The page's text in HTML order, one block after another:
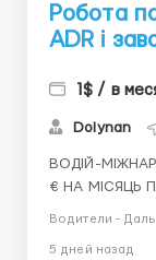
Робота
ADR і
1$ / в
Dolynan
ВОДІЙ-
€ НА МІСЯЦЬ Польська транспортна компанія
Європейського Союзу. Офіс: м.
Водители -
5 дней назад